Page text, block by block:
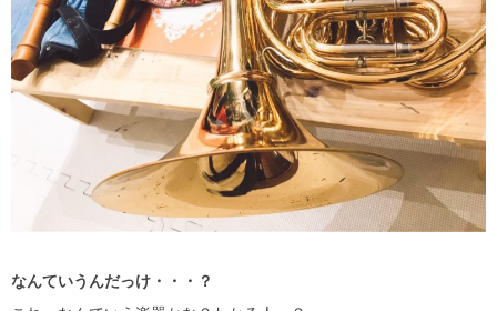
なんていうんだっけ・・・？